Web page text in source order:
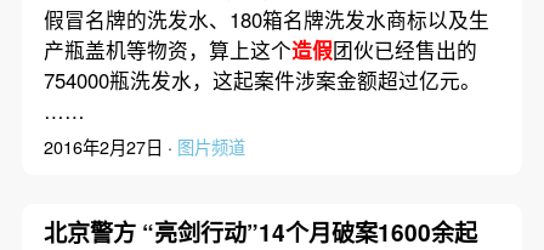
假冒名牌的洗发水、180箱名牌洗发水商标以及生
产瓶盖机等物资，算上这个造假团伙已经售出的
754000瓶洗发水，这起案件涉案金额超过亿元。
……
2016年2月27日 · 图片频道
北京警方 “亮剑行动”14个月破案1600余起